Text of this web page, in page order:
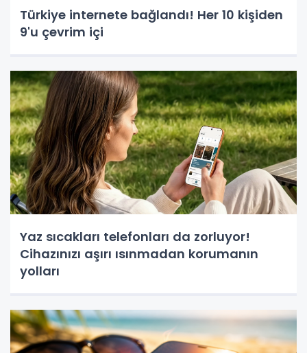
Türkiye internete bağlandı! Her 10 kişiden
9'u çevrim içi
Yaz sıcakları telefonları da zorluyor!
Cihazınızı aşırı ısınmadan korumanın
yolları